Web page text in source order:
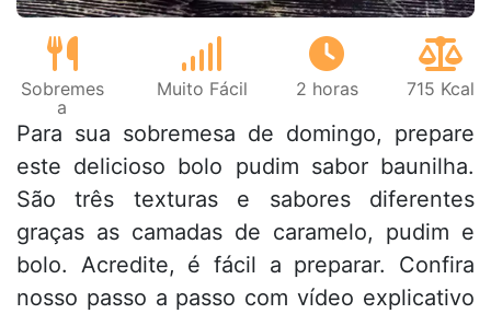
Sobremes
a
Muito Fácil 2 horas 715 Kcal
Para sua sobremesa de domingo, prepare
este delicioso bolo pudim sabor baunilha.
São três texturas e sabores diferentes
graças as camadas de caramelo, pudim e
bolo. Acredite, é fácil a preparar. Confira
nosso passo a passo com vídeo explicativo